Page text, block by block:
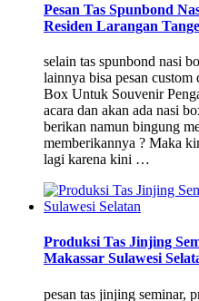
Pesan Tas Spunbond
Residen Larangan
selain tas spunbond nasi
lainnya bisa pesan custom
Box Untuk Souvenir
acara dan akan ada nasi
berikan namun bingung
memberikannya ? Maka
lagi karena kini …
Produksi Tas Jinjing
Makassar Sulawesi
pesan tas jinjing seminar,